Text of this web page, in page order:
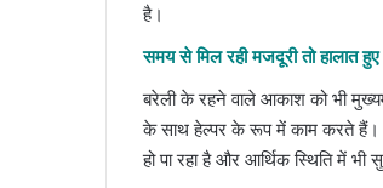
है।
समय से मिल रही मजदूरी तो हालात
बरेली के रहने वाले आकाश को भी
के साथ हेल्पर के रूप में काम करते हैं।
हो पा रहा है और आर्थिक स्थिति में भी